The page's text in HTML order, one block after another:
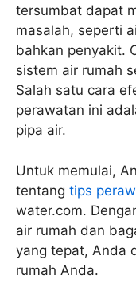
tersumbat dapat
masalah, seperti
bahkan penyakit.
sistem air rumah
Salah satu cara
perawatan ini
pipa air.
Untuk memulai,
tentang tips
water.com.
air rumah dan
yang tepat, Anda
rumah Anda.